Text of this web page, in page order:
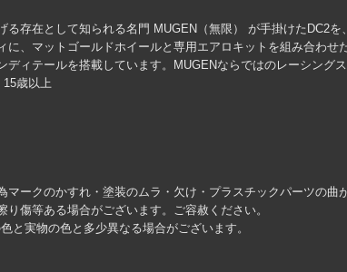
る存在として知られる名門 MUGEN（無限） が手掛けたDC2
に、マットゴールドホイールと専用エアロキットを組み合わ
ディテールを搭載しています。MUGENならではのレーシング
歳以上
ークのかすれ・塗装のムラ・欠け・プラスチックパーツの曲
傷等ある場合がございます。ご容赦ください。
実物の色と多少異なる場合がございます。